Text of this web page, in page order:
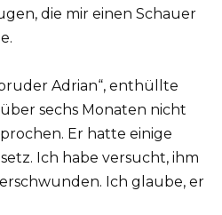
die mir einen Schauer
Adrian“, enthüllte
über sechs Monaten nicht
Er hatte einige
Ich habe versucht, ihm
Ich glaube, er